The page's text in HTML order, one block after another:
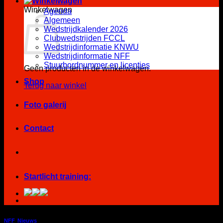
Winkelwagen
Geen producten in de winkelwagen.
Terug naar winkel
Agenda
Algemeen
Wedstrijdkalender 2026
Clubwedstrijden FCCL
Wedstrijdinformatie KNWU
Wedstrijdinformatie NFF
Stuurbordnummer en licenties
Shop
Foto galerij
Contact
Startlicht training:
NFF, Nieuws